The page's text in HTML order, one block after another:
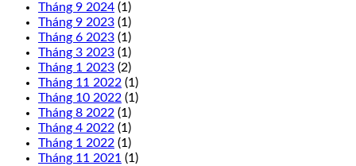
Tháng 9 2024 (1)
Tháng 9 2023 (1)
Tháng 6 2023 (1)
Tháng 3 2023 (1)
Tháng 1 2023 (2)
Tháng 11 2022 (1)
Tháng 10 2022 (1)
Tháng 8 2022 (1)
Tháng 4 2022 (1)
Tháng 1 2022 (1)
Tháng 11 2021 (1)